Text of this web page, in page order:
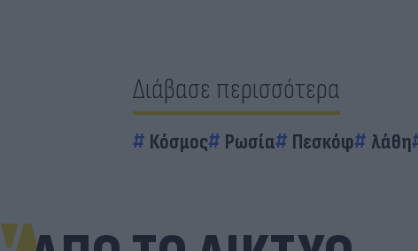
Διάβασε περισσότερα
Κόσμος Ρωσία Πεσκόφ λάθη